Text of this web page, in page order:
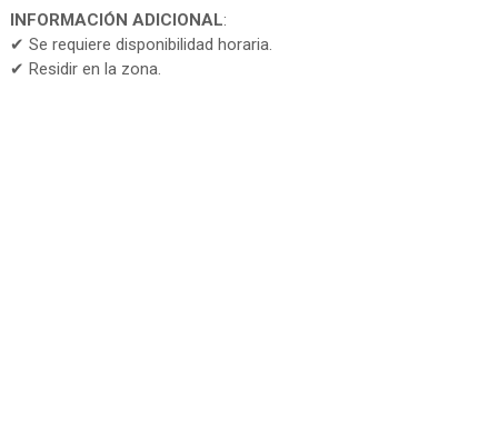
INFORMACIÓN ADICIONAL:
✔ Se requiere disponibilidad horaria.
✔ Residir en la zona.